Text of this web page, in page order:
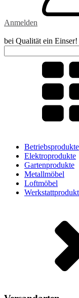
Anmelden
bei Qualität ein Einser!
for:
Betriebsprodukte
Elektroprodukte
Gartenprodukte
Metallmöbel
Loftmöbel